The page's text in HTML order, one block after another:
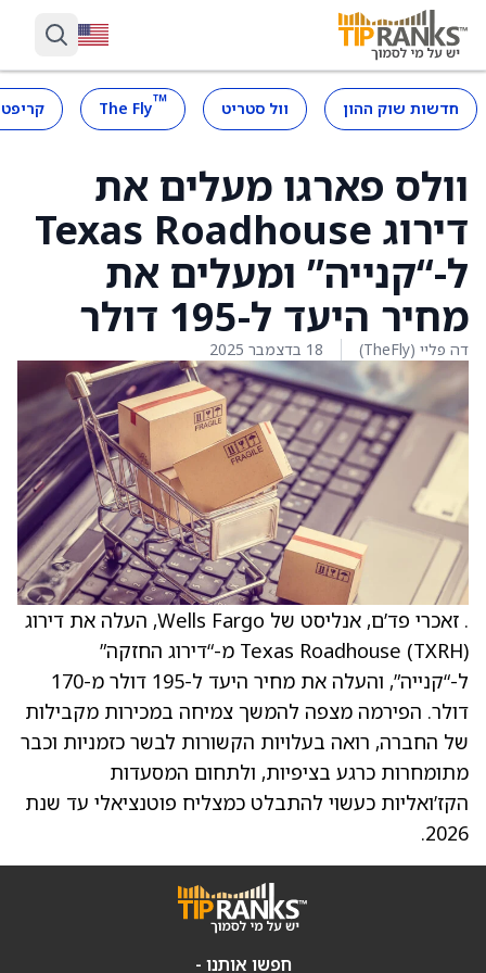
חדשות שוק ההון וול סטריט ™
The Fly
וולס פארגו מעלים את
דירוג Texas Roadhouse
ל-“קנייה” ומעלים את
מחיר היעד ל-195 דולר
דה פליי (TheFly) 18 בדצמבר 2025
. זאכרי פד’ם, אנליסט של Wells Fargo, העלה את דירוג
Texas Roadhouse (TXRH) מ-“דירוג החזקה”
ל-“קנייה”, והעלה את מחיר היעד ל-195 דולר מ-170
דולר. הפירמה מצפה להמשך צמיחה במכירות מקבילות
של החברה, רואה בעלויות הקשורות לבשר כזמניות וכבר
מתומחרות כרגע בציפיות, ולתחום המסעדות
הקז’ואליות כעשוי להתבלט כמצליח פוטנציאלי עד שנת
2026.
חפשו אותנו -